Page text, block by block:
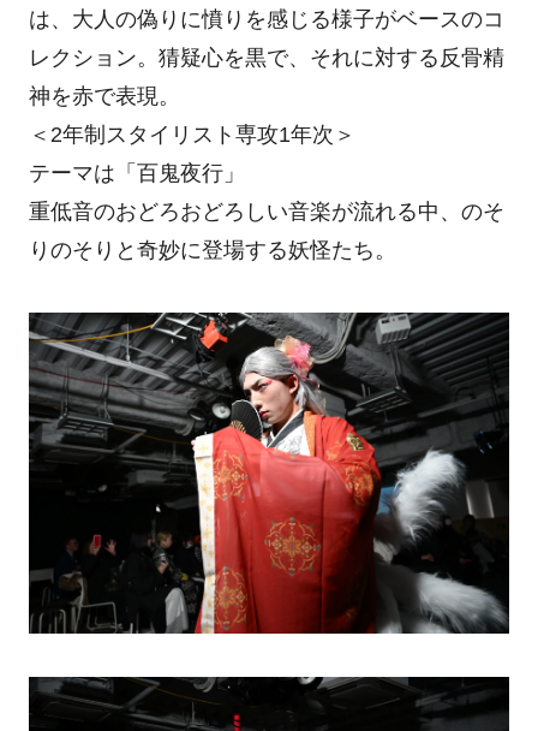
は、大人の偽りに憤りを感じる様子がベースのコ
レクション。猜疑心を黒で、それに対する反骨精
神を赤で表現。
＜2年制スタイリスト専攻1年次＞
テーマは「百鬼夜行」
重低音のおどろおどろしい音楽が流れる中、のそ
りのそりと奇妙に登場する妖怪たち。